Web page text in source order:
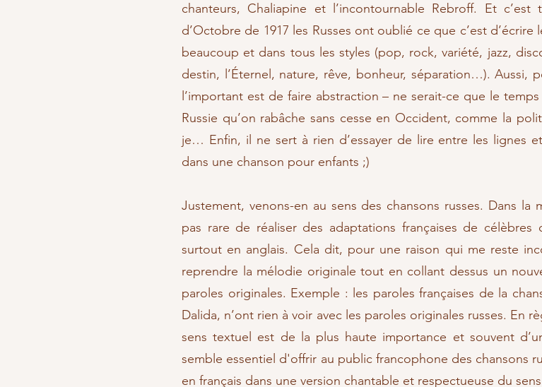
chanteurs, Chaliapine et l’incontournable Rebroff. Et
d’Octobre de 1917 les Russes ont oublié ce que c’est
beaucoup et dans tous les styles (pop, rock, variété, jazz,
destin, l’Éternel, nature, rêve, bonheur, séparation…). Aussi,
l’important est de faire abstraction – ne serait-ce que le
Russie qu’on rabâche sans cesse en Occident, comme la
je… Enfin, il ne sert à rien d’essayer de lire entre les lignes
dans une chanson pour enfants ;)
Justement, venons-en au sens des chansons russes. Dans la
pas rare de réaliser des adaptations françaises de célèbres
surtout en anglais. Cela dit, pour une raison qui me reste
reprendre la mélodie originale tout en collant dessus un
paroles originales. Exemple : les paroles françaises de la
Dalida, n’ont rien à voir avec les paroles originales russes. En
sens textuel est de la plus haute importance et souvent
semble essentiel d'offrir au public francophone des chansons
en français dans une version chantable et respectueuse du